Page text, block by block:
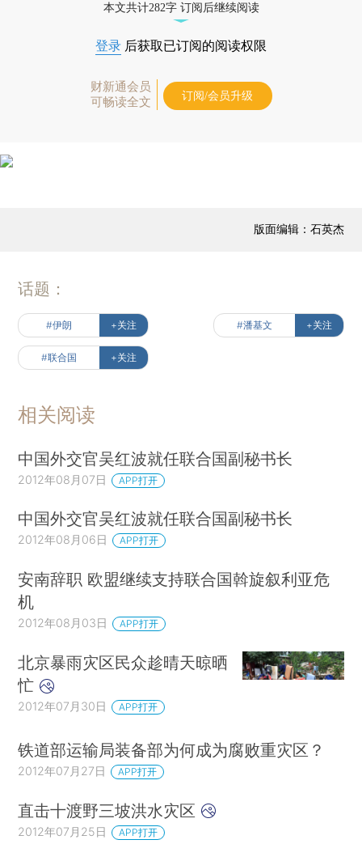
本文共计282字 订阅后继续阅读
登录 后获取已订阅的阅读权限
财新通会员
可畅读全文
订阅/会员升级
版面编辑：石英杰
话题：
#伊朗 +关注 #潘基文 +关注
#联合国 +关注
相关阅读
中国外交官吴红波就任联合国副秘书长
2012年08月07日 APP打开
中国外交官吴红波就任联合国副秘书长
2012年08月06日 APP打开
安南辞职 欧盟继续支持联合国斡旋叙利亚危
机
2012年08月03日 APP打开
北京暴雨灾区民众趁晴天晾晒
忙
2012年07月30日 APP打开
铁道部运输局装备部为何成为腐败重灾区？
2012年07月27日 APP打开
直击十渡野三坡洪水灾区
2012年07月25日 APP打开